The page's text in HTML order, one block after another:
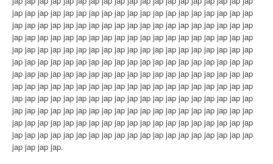
jap jap jap jap jap jap jap jap jap jap jap jap jap jap jap jap jap jap jap
jap jap jap jap jap jap jap jap jap jap jap jap jap jap jap jap jap jap jap
jap jap jap jap jap jap jap jap jap jap jap jap jap jap jap jap jap jap jap
jap jap jap jap jap jap jap jap jap jap jap jap jap jap jap jap jap jap jap
jap jap jap jap jap jap jap jap jap jap jap jap jap jap jap jap jap jap jap
jap jap jap jap jap jap jap jap jap jap jap jap jap jap jap jap jap jap jap
jap jap jap jap jap jap jap jap jap jap jap jap jap jap jap jap jap jap jap
jap jap jap jap jap jap jap jap jap jap jap jap jap jap jap jap jap jap jap
jap jap jap jap jap jap jap jap jap jap jap jap jap jap jap jap jap jap jap
jap jap jap jap jap jap jap jap jap jap jap jap jap jap jap jap jap jap jap
jap jap jap jap jap jap jap jap jap jap jap jap jap jap jap jap jap jap jap
jap jap jap jap.